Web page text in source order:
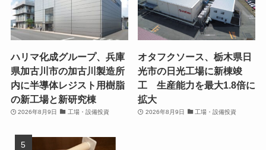
ハリマ化成グループ、兵庫
県加古川市の加古川製造所
内に半導体レジスト用樹脂
の新工場と新研究棟
2026年8月9日 工場・設備投資
オタフクソース、栃木県日
光市の日光工場に新棟竣
工 生産能力を最大1.8倍に
拡大
2026年8月9日 工場・設備投資